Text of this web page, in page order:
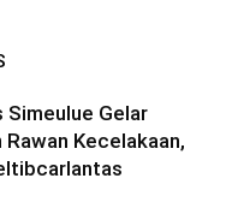
Gelar
Kecelakaan,